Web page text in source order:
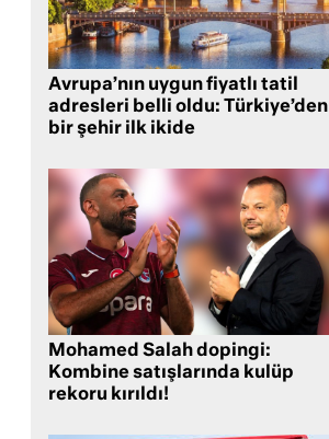
Avrupa’nın uygun fiyatlı tatil
adresleri belli oldu: Türkiye’den
bir şehir ilk ikide
Mohamed Salah dopingi:
Kombine satışlarında kulüp
rekoru kırıldı!